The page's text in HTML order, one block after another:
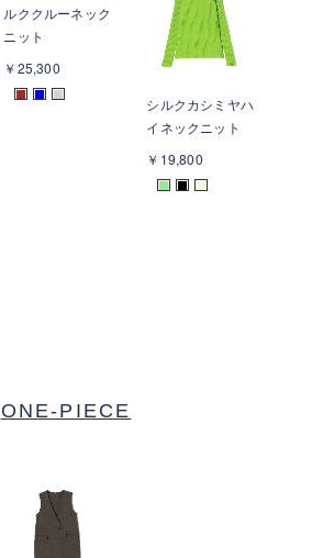
ルククルーネック
ニット
￥25,300
■ ■ ■
シルクカシミヤハ
イネックニット
￥19,800
■ ■ ■
ONE-PIECE